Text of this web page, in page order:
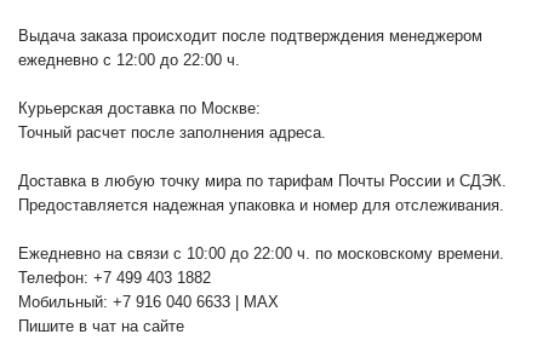
Выдача заказа происходит после подтверждения менеджером
ежедневно с 12:00 до 22:00 ч.
Курьерская доставка по Москве:
Точный расчет после заполнения адреса.
Доставка в любую точку мира по тарифам Почты России и СДЭК.
Предоставляется надежная упаковка и номер для отслеживания.
Ежедневно на связи с 10:00 до 22:00 ч. по московскому времени.
Телефон: +7 499 403 1882
Мобильный: +7 916 040 6633 | MAX
Пишите в чат на сайте